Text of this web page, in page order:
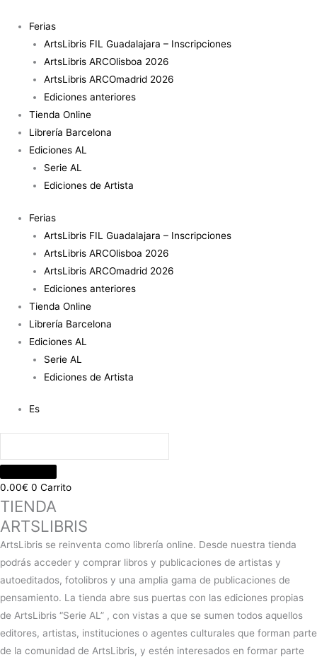
contenido
Ferias
ArtsLibris FIL Guadalajara – Inscripciones
ArtsLibris ARCOlisboa 2026
ArtsLibris ARCOmadrid 2026
Ediciones anteriores
Tienda Online
Librería Barcelona
Ediciones AL
Serie AL
Ediciones de Artista
Ferias
ArtsLibris FIL Guadalajara – Inscripciones
ArtsLibris ARCOlisboa 2026
ArtsLibris ARCOmadrid 2026
Ediciones anteriores
Tienda Online
Librería Barcelona
Ediciones AL
Serie AL
Ediciones de Artista
Es
0.00€ 0 Carrito
TIENDA
ARTSLIBRIS
ArtsLibris se reinventa como librería online. Desde nuestra tienda
podrás acceder y comprar libros y publicaciones de artistas y
autoeditados, fotolibros y una amplia gama de publicaciones de
pensamiento. La tienda abre sus puertas con las ediciones propias
de ArtsLibris “Serie AL” , con vistas a que se sumen todos aquellos
editores, artistas, instituciones o agentes culturales que forman parte
de la comunidad de ArtsLibris, y estén interesados en formar parte